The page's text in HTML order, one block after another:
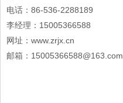
电话：86-536-2288189
李经理：15005366588
网址：www.zrjx.cn
邮箱：15005366588@163.com